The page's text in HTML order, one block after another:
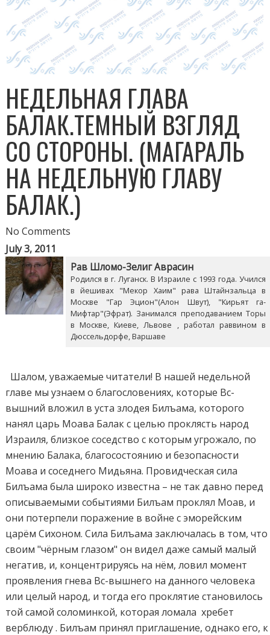
НЕДЕЛЬНАЯ ГЛАВА
БАЛАК.ТЕМНЫЙ ВЗГЛЯД
СО СТОРОНЫ. (МАГАРАЛЬ
НА НЕДЕЛЬНУЮ ГЛАВУ
БАЛАК.)
No Comments
July 3, 2011
Рав Шломо-Зелиг Аврасин
Родился в г. Луганск. В Израиле с 1993 года. Учился
в йешивах "Мекор Хаим" рава Штайнзальца в
Москве "Гар Эцион"(Алон Швут), "Кирьят га-
Мифтар"(Эфрат). Занимался преподаванием Торы
в Москве, Киеве, Львове , работал раввином в
Дюссельдорфе, Варшаве
Шалом, уважаемые читатели! В нашей недельной
главе мы узнаем о благословениях, которые Вс-
вышний вложил в уста злодея Билъама, которого
нанял царь Моава Балак с целью проклясть народ
Израиля, близкое соседство с которым угрожало, по
мнению Балака, благосостоянию и безопасности
Моава и соседнего Мидьяна. Провидческая сила
Билъама была широко известна – не так давно перед
описываемыми событиями Билъам проклял Моав, и
они потерпели поражение в войне с эморейским
царём Сихоном. Сила Билъама заключалась в том, что
своим "чёрным глазом" он видел даже самый малый
негатив, и, концентрируясь на нём, ловил момент
проявления гнева Вс-вышнего на данного человека
или целый народ, и тогда его проклятие становилось
той самой соломинкой, которая ломала хребет
верблюду . Билъам принял приглашение, однако его, к